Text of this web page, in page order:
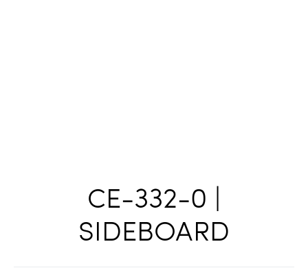
CE-332-0 |
SIDEBOARD